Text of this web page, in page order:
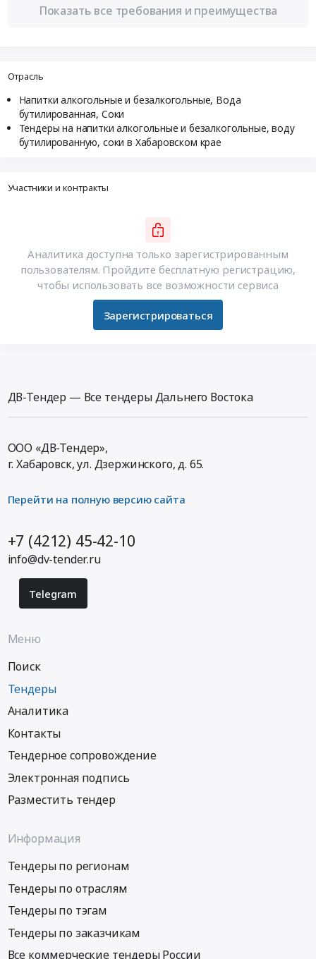
Показать все требования и преимущества
Отрасль
Напитки алкогольные и безалкогольные, Вода
бутилированная, Соки
Тендеры на напитки алкогольные и безалкогольные, воду
бутилированную, соки в Хабаровском крае
Участники и контракты
Аналитика доступна только зарегистрированным
пользователям. Пройдите бесплатную регистрацию,
чтобы использовать все возможности сервиса
Зарегистрироваться
ДВ-Тендер — Все тендеры Дальнего Востока
ООО «ДВ-Тендер»,
г. Хабаровск,ул. Дзержинского, д. 65.
Перейти на полную версию сайта
+7 (4212) 45-42-10
info@dv-tender.ru
Telegram
Меню
Поиск
Тендеры
Аналитика
Контакты
Тендерное сопровождение
Электронная подпись
Разместить тендер
Информация
Тендеры по регионам
Тендеры по отраслям
Тендеры по тэгам
Тендеры по заказчикам
Все коммерческие тендеры России